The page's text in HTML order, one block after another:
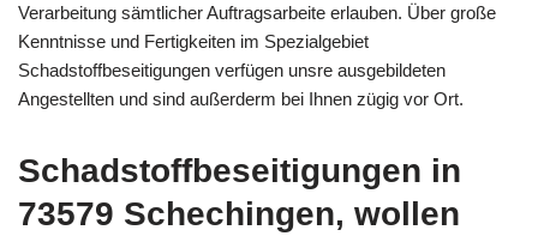
Verarbeitung sämtlicher Auftragsarbeite erlauben. Über große
Kenntnisse und Fertigkeiten im Spezialgebiet
Schadstoffbeseitigungen verfügen unsre ausgebildeten
Angestellten und sind außerderm bei Ihnen zügig vor Ort.
Schadstoffbeseitigungen in
73579 Schechingen, wollen